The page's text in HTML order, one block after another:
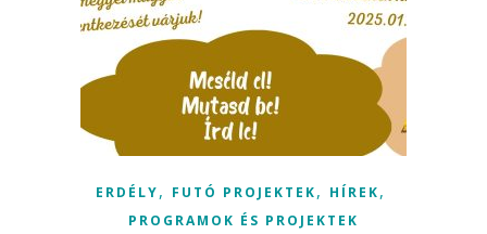
ERDÉLY, FUTÓ PROJEKTEK, HÍREK,
PROGRAMOK ÉS PROJEKTEK